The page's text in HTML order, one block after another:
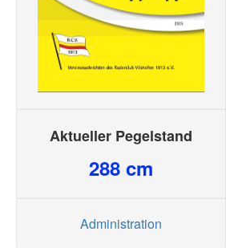
Aktueller Pegelstand
288cm
Administration